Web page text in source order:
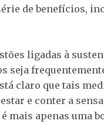
de benefícios,
ligadas à
seja
claro que tais
e conter a
mais apenas uma